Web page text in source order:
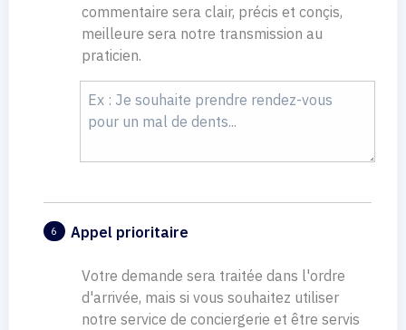
commentaire sera clair, précis et conçis,
meilleure sera notre transmission au
praticien.
6 Appel prioritaire
Votre demande sera traitée dans l'ordre
d'arrivée, mais si vous souhaitez utiliser
notre service de conciergerie et être servis